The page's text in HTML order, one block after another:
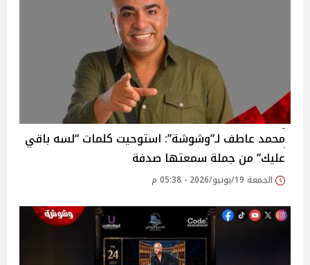
محمد عاطف لـ”وشوشة”: استوحيت كلمات “لسه باقي
عليك” من جملة سمعتها صدفة
الجمعة 19/يونيو/2026 - 05:38 م